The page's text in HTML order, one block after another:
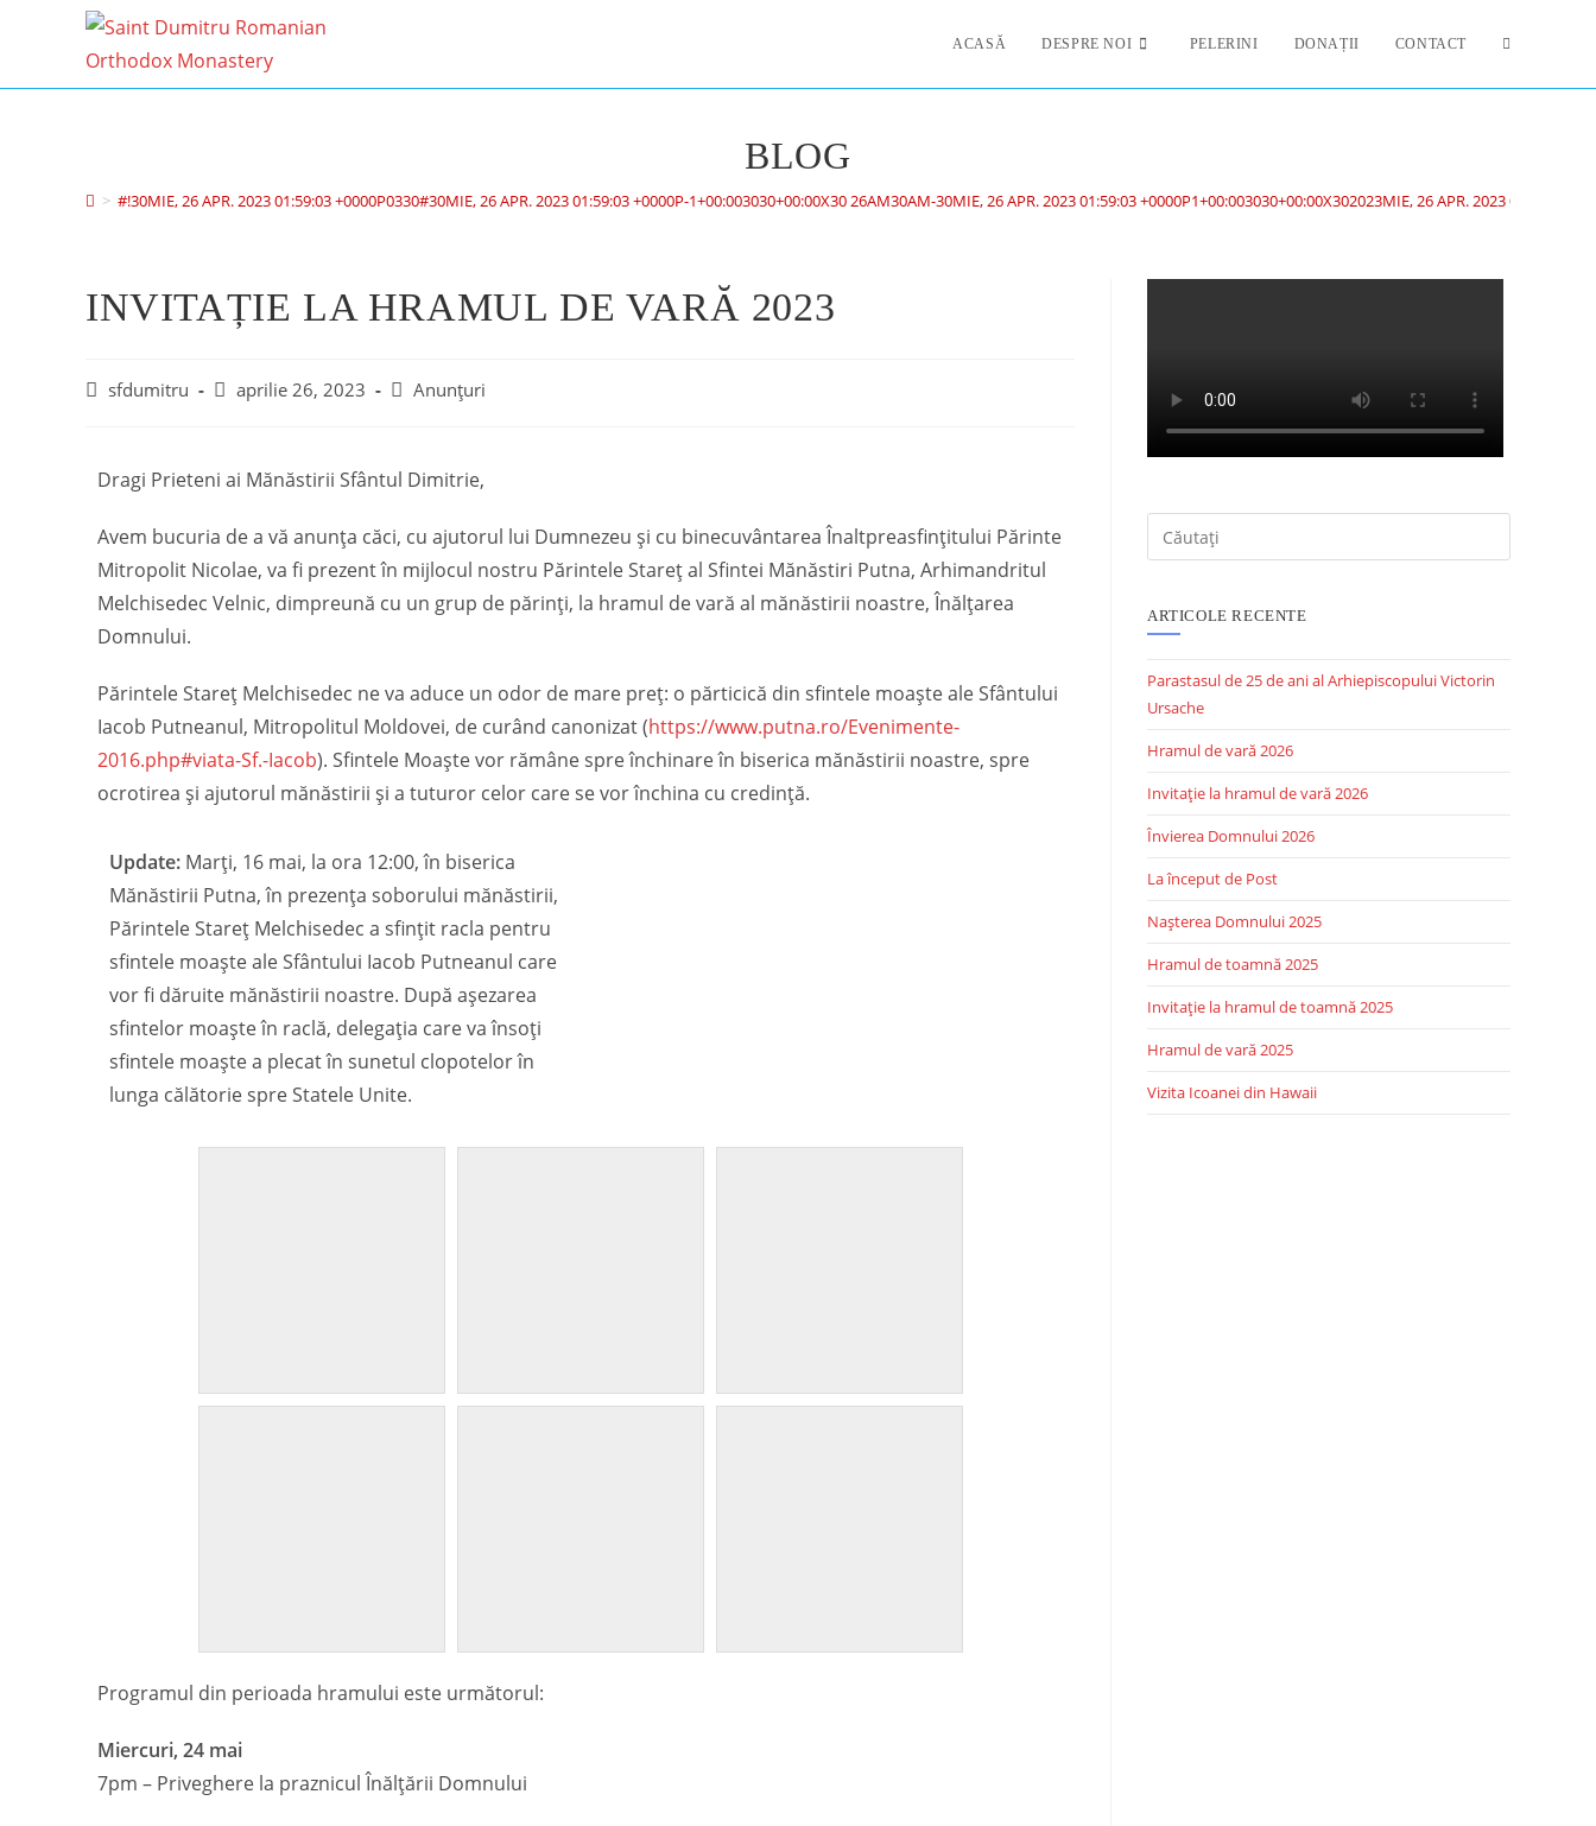
ACASĂ DESPRE NOI PELERINI DONAȚII CONTACT
BLOG
> #!30MIE, 26 APR. 2023 01:59:03 +0000P0330#30MIE, 26 APR. 2023 01:59:03 +0000P-1+00:003030+00:00X30 26AM30AM-30MIE, 26 APR. 2023 01:59:03 +0000P1+00:003030+00:00X302023MIE, 26 APR. 2023
INVITAȚIE LA HRAMUL DE VARĂ 2023
sfdumitru aprilie 26, 2023 Anunțuri
Dragi Prieteni ai Mănăstirii Sfântul Dimitrie,
Avem bucuria de a vă anunța căci, cu ajutorul lui Dumnezeu și cu binecuvântarea Înaltpreasfințitului Părinte
Mitropolit Nicolae, va fi prezent în mijlocul nostru Părintele Stareț al Sfintei Mănăstiri Putna, Arhimandritul
Melchisedec Velnic, dimpreună cu un grup de părinți, la hramul de vară al mănăstirii noastre, Înălțarea
Domnului.
Părintele Stareț Melchisedec ne va aduce un odor de mare preț: o părticică din sfintele moaște ale Sfântului
Iacob Putneanul, Mitropolitul Moldovei, de curând canonizat (https://www.putna.ro/Evenimente-
2016.php#viata-Sf.-Iacob). Sfintele Moaște vor rămâne spre închinare în biserica mănăstirii noastre, spre
ocrotirea și ajutorul mănăstirii și a tuturor celor care se vor închina cu credință.
Update: Marți, 16 mai, la ora 12:00, în biserica
Mănăstirii Putna, în prezența soborului mănăstirii,
Părintele Stareț Melchisedec a sfințit racla pentru
sfintele moaște ale Sfântului Iacob Putneanul care
vor fi dăruite mănăstirii noastre. După așezarea
sfintelor moaște în raclă, delegația care va însoți
sfintele moaște a plecat în sunetul clopotelor în
lunga călătorie spre Statele Unite.
Programul din perioada hramului este următorul:
Miercuri, 24 mai
7pm – Priveghere la praznicul Înălțării Domnului
ARTICOLE RECENTE
Parastasul de 25 de ani al Arhiepiscopului Victorin
Ursache
Hramul de vară 2026
Invitație la hramul de vară 2026
Învierea Domnului 2026
La început de Post
Nașterea Domnului 2025
Hramul de toamnă 2025
Invitație la hramul de toamnă 2025
Hramul de vară 2025
Vizita Icoanei din Hawaii